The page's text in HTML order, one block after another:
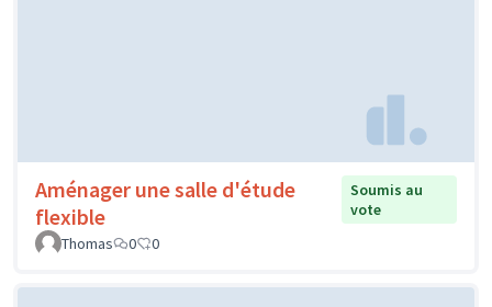
Aménager une salle d'étude
flexible
Soumis au
vote
Thomas
0 0